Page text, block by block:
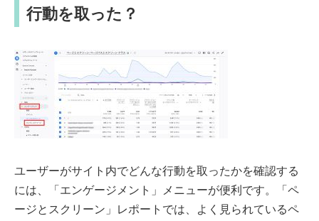
行動を取った？
ユーザーがサイト内でどんな行動を取ったかを確認する
には、「エンゲージメント」メニューが便利です。「ペ
ージとスクリーン」レポートでは、よく見られているペ